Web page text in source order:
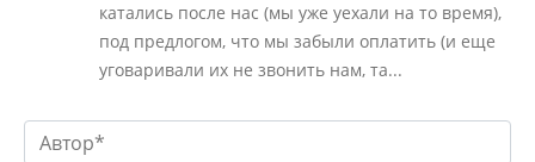
катались после нас (мы уже уехали на то время),
под предлогом, что мы забыли оплатить (и еще
уговаривали их не звонить нам, та...